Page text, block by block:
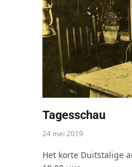
Tagesschau
24 mei 2019
Het korte Duitstalige